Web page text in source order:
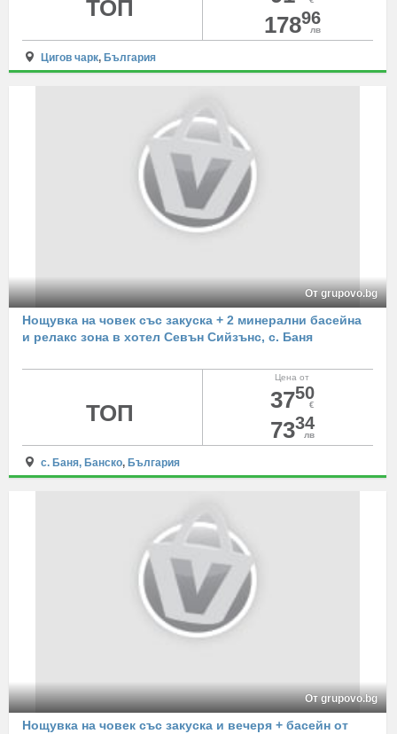
17896
лв
ТОП
Цигов чарк, България
От grupovo.bg
Нощувка на човек със закуска + 2 минерални басейна
и релакс зона в хотел Севън Сийзънс, с. Баня
Цена от
3750
€
7334
лв
ТОП
с. Баня, Банско, България
От grupovo.bg
Нощувка на човек със закуска и вечеря + басейн от